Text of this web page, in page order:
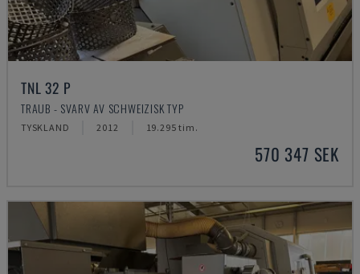
TNL 32 P
TRAUB - SVARV AV SCHWEIZISK TYP
TYSKLAND 2012 19.295 tim.
570 347 SEK